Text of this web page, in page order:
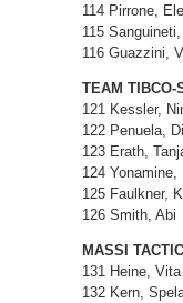
114 Pirrone,
115
116 Guazzini,
TEAM TIBCO-
121 Kessler,
122 Penuela,
123 Erath,
124 Yonamine,
125 Faulkner,
126 Smith, Abi
MASSI
131 Heine, Vita
132 Kern,